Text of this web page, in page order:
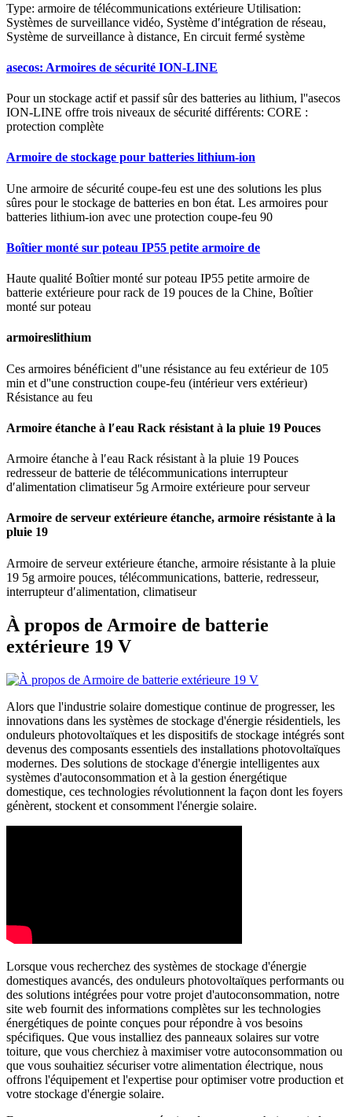
Type: armoire de télécommunications extérieure Utilisation:
Systèmes de surveillance vidéo, Système d′intégration de réseau,
Système de surveillance à distance, En circuit fermé système
asecos: Armoires de sécurité ION-LINE
Pour un stockage actif et passif sûr des batteries au lithium, l''asecos
ION-LINE offre trois niveaux de sécurité différents: CORE :
protection complète
Armoire de stockage pour batteries lithium-ion
Une armoire de sécurité coupe-feu est une des solutions les plus
sûres pour le stockage de batteries en bon état. Les armoires pour
batteries lithium-ion avec une protection coupe-feu 90
Boîtier monté sur poteau IP55 petite armoire de
Haute qualité Boîtier monté sur poteau IP55 petite armoire de
batterie extérieure pour rack de 19 pouces de la Chine, Boîtier
monté sur poteau
armoireslithium
Ces armoires bénéficient d''une résistance au feu extérieur de 105
min et d''une construction coupe-feu (intérieur vers extérieur)
Résistance au feu
Armoire étanche à l′eau Rack résistant à la pluie 19 Pouces
Armoire étanche à l′eau Rack résistant à la pluie 19 Pouces
redresseur de batterie de télécommunications interrupteur
d′alimentation climatiseur 5g Armoire extérieure pour serveur
Armoire de serveur extérieure étanche, armoire résistante à la
pluie 19
Armoire de serveur extérieure étanche, armoire résistante à la pluie
19 5g armoire pouces, télécommunications, batterie, redresseur,
interrupteur d′alimentation, climatiseur
À propos de Armoire de batterie
extérieure 19 V
Alors que l'industrie solaire domestique continue de progresser, les
innovations dans les systèmes de stockage d'énergie résidentiels, les
onduleurs photovoltaïques et les dispositifs de stockage intégrés sont
devenus des composants essentiels des installations photovoltaïques
modernes. Des solutions de stockage d'énergie intelligentes aux
systèmes d'autoconsommation et à la gestion énergétique
domestique, ces technologies révolutionnent la façon dont les foyers
génèrent, stockent et consomment l'énergie solaire.
Lorsque vous recherchez des systèmes de stockage d'énergie
domestiques avancés, des onduleurs photovoltaïques performants ou
des solutions intégrées pour votre projet d'autoconsommation, notre
site web fournit des informations complètes sur les technologies
énergétiques de pointe conçues pour répondre à vos besoins
spécifiques. Que vous installiez des panneaux solaires sur votre
toiture, que vous cherchiez à maximiser votre autoconsommation ou
que vous souhaitiez sécuriser votre alimentation électrique, nous
offrons l'équipement et l'expertise pour optimiser votre production et
votre stockage d'énergie solaire.